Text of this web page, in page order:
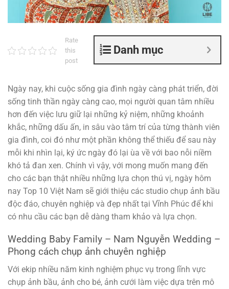
Danh mục
Rate
this
post
Ngày nay, khi cuộc sống gia đình ngày càng phát triển, đời
sống tinh thần ngày càng cao, mọi người quan tâm nhiều
hơn đến việc lưu giữ lại những kỷ niệm, những khoảnh
khắc, những dấu ấn, in sâu vào tâm trí của từng thành viên
gia đình, coi đó như một phần không thể thiếu để sau này
mỗi khi nhìn lại, ký ức ngày đó lại ùa về với bao nỗi niềm
khó tả đan xen. Chính vì vậy, với mong muốn mang đến
cho các bạn thật nhiều những lựa chọn thú vị, ngày hôm
nay Top 10 Việt Nam sẽ giới thiệu các studio chụp ảnh bầu
độc đáo, chuyên nghiệp và đẹp nhất tại Vĩnh Phúc để khi
có nhu cầu các bạn dễ dàng tham khảo và lựa chọn.
Wedding Baby Family – Nam Nguyễn Wedding –
Phong cách chụp ảnh chuyên nghiệp
Với ekip nhiều năm kinh nghiệm phục vụ trong lĩnh vực
chụp ảnh bầu, ảnh cho bé, ảnh cưới làm việc dựa trên mô